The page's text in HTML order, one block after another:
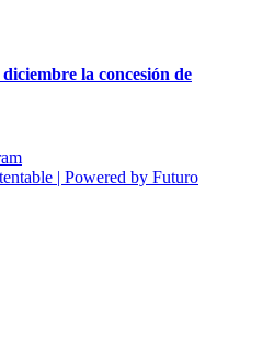
la concesión de
| Powered by Futuro